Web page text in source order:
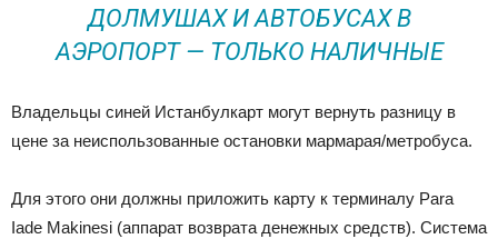
ДОЛМУШАХ И АВТОБУСАХ В
АЭРОПОРТ — ТОЛЬКО НАЛИЧНЫЕ
Владельцы синей Истанбулкарт могут вернуть разницу в
цене за неиспользованные остановки мармарая/метробуса.
Для этого они должны приложить карту к терминалу Para
Iade Makinesi (аппарат возврата денежных средств). Система